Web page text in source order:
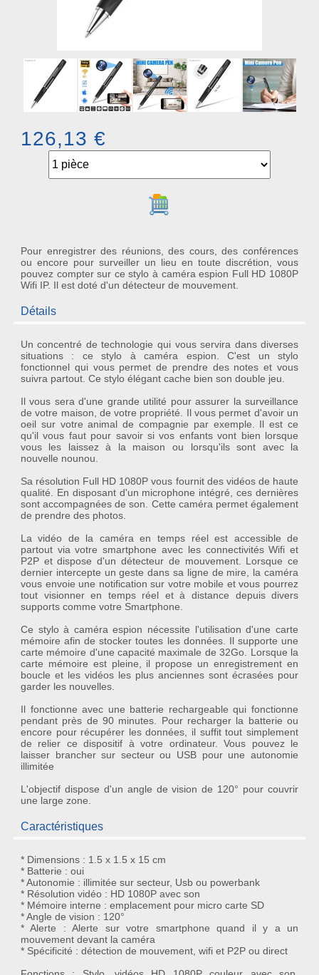
126,13 €
Ajouter au panier
Pour enregistrer des réunions, des cours, des conférences
ou encore pour surveiller un lieu en toute discrétion, vous
pouvez compter sur ce stylo à caméra espion Full HD 1080P
Wifi IP. Il est doté d'un détecteur de mouvement.
Détails
Un concentré de technologie qui vous servira dans diverses
situations : ce stylo à caméra espion . C'est un stylo
fonctionnel qui vous permet de prendre des notes et vous
suivra partout. Ce stylo élégant cache bien son double jeu.
Il vous sera d'une grande utilité pour assurer lasurveillance
de votre maison, de votre propriété. Il vous permet d'avoir un
oeil sur votre animal de compagnie par exemple. Il est ce
qu'il vous faut pour savoir si vos enfants vont bien lorsque
vous les laissez à la maison ou lorsqu'ils sont avec la
nouvelle nounou.
Sa résolution Full HD 1080P vous fournit des vidéosde haute
qualité. En disposant d'un microphone intégré , ces dernières
sont accompagnées deson . Cette caméra permet également
de prendre des photos.
La vidéo de la caméra en temps réel est accessible de
partout via votre smartphone avec les connectivités Wifi et
P2Pet dispose d'un détecteur de mouvement. Lorsque ce
dernier intercepte un geste dans sa ligne de mire, la caméra
vous envoie une notification sur votre mobile et vous pourrez
tout visionneren temps réel età distance depuis divers
supports comme votre Smartphone.
Ce stylo à caméra espion nécessite l'utilisation d'unecarte
mémoire afin de stocker toutes les données. Il supporte une
carte mémoire d'une capacité maximale de 32Go. Lorsque la
carte mémoire est pleine, il propose unenregistrement en
boucle et les vidéos les plus anciennes sont écrasées pour
garder les nouvelles.
Il fonctionne avec une batterie rechargeable qui fonctionne
pendant près de 90 minutes . Pour recharger la batterie ou
encore pour récupérer les données, il suffit tout simplement
de relier ce dispositif à votre ordinateur. Vous pouvez le
laisser brancher sur secteur ou USB pour une autonomie
illimitée
L'objectif dispose d'un angle de vision de 120° pour couvrir
une large zone.
Caractéristiques
* Dimensions : 1.5 x 1.5 x 15 cm
* Batterie : oui
* Autonomie : illimitée sur secteur, Usb ou powerbank
* Résolution vidéo : HD 1080P avec son
* Mémoire interne : emplacement pour micro carte SD
* Angle de vision : 120°
* Alerte : Alerte sur votre smartphone quand il y a un
mouvement devant la caméra
* Spécificité : détection de mouvement, wifi et P2P ou direct